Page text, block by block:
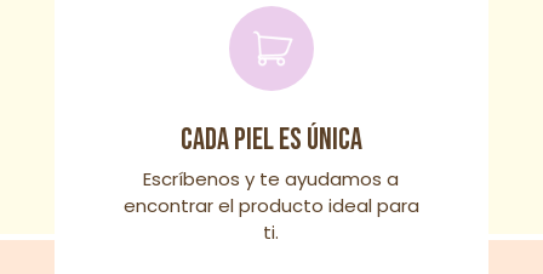
Cada piel es única
Escríbenos y te ayudamos a
encontrar el producto ideal para
ti.